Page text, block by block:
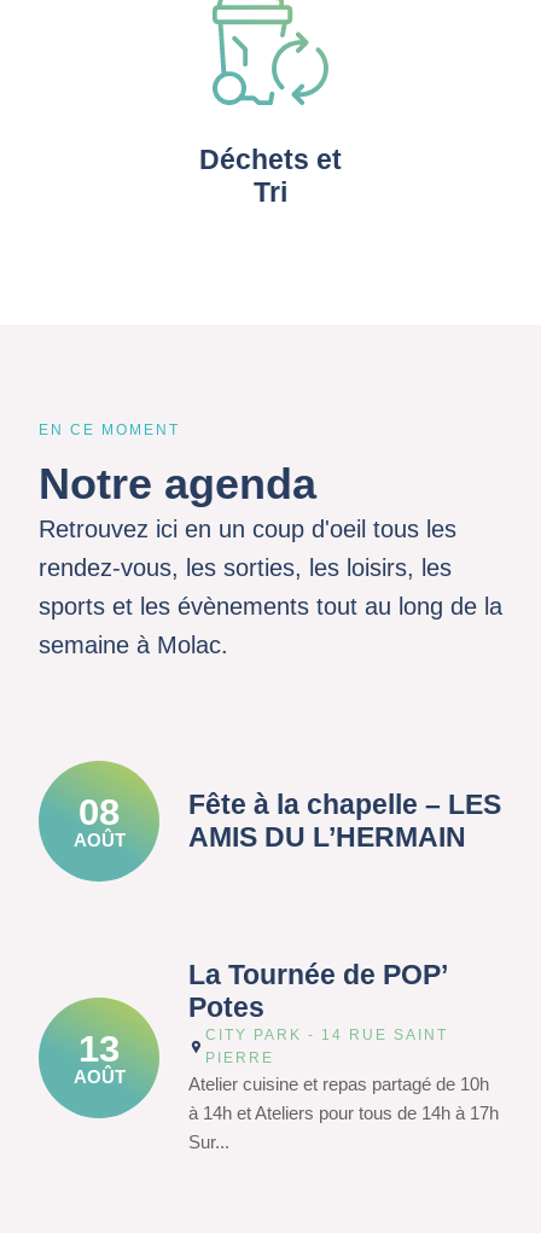
Déchets et
Tri
EN CE MOMENT
Notre agenda
Retrouvez ici en un coup d'oeil tous les
rendez-vous, les sorties, les loisirs, les
sports et les évènements tout au long de la
semaine à Molac.
08
AOÛT
Fête à la chapelle – LES
AMIS DU L’HERMAIN
13
AOÛT
La Tournée de POP’
Potes
CITY PARK - 14 RUE SAINT
PIERRE
Atelier cuisine et repas partagé de 10h
à 14h et Ateliers pour tous de 14h à 17h
Sur...